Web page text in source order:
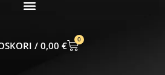
0,00 €
0
CART